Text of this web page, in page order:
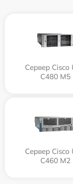
Сервер Cisco
C480 M5
Сервер Cisco
C460 M2